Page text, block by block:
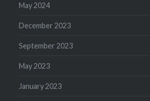
May 2024
December 2023
September 2023
May 2023
January 2023